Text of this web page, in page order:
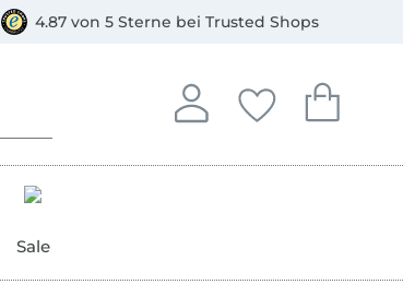
4.87 von 5 Sterne bei Trusted Shops
Anmelden
In deinem Konto
Deine
Du hast keine
Dein
Du hast
Sale